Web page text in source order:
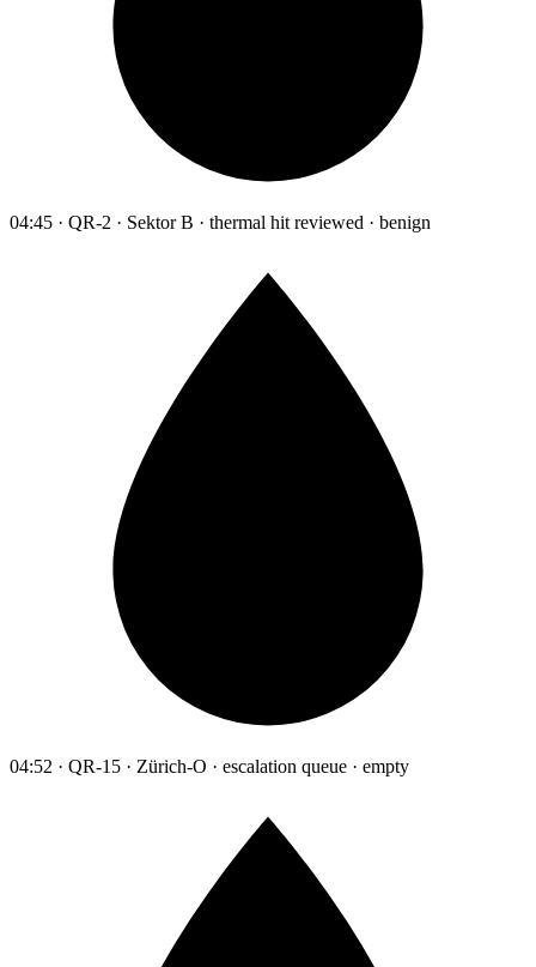
04:45 · QR-2 · Sektor B · thermal hit reviewed · benign
04:52 · QR-15 · Zürich-O · escalation queue · empty